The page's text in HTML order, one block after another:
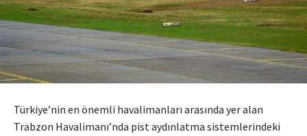
Türkiye’nin en önemli havalimanları arasında yer alan
Trabzon Havalimanı’nda pist aydınlatma sistemlerindeki